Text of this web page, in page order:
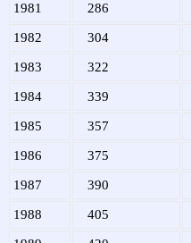
1981 286
1982 304
1983 322
1984 339
1985 357
1986 375
1987 390
1988 405